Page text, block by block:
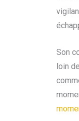
Son
loin